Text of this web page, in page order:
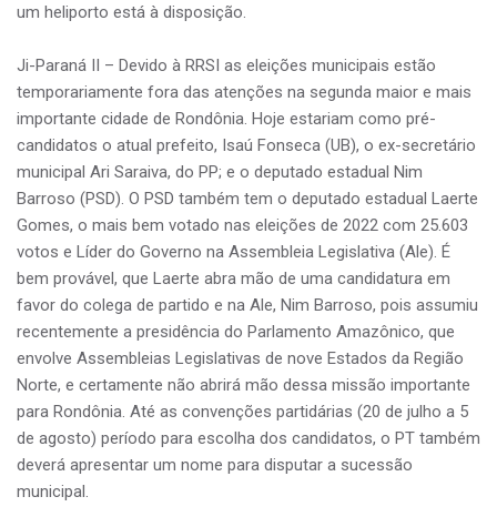
um heliporto está à disposição.
Ji-Paraná II – Devido à RRSI as eleições municipais estão
temporariamente fora das atenções na segunda maior e mais
importante cidade de Rondônia. Hoje estariam como pré-
candidatos o atual prefeito, Isaú Fonseca (UB), o ex-secretário
municipal Ari Saraiva, do PP; e o deputado estadual Nim
Barroso (PSD). O PSD também tem o deputado estadual Laerte
Gomes, o mais bem votado nas eleições de 2022 com 25.603
votos e Líder do Governo na Assembleia Legislativa (Ale). É
bem provável, que Laerte abra mão de uma candidatura em
favor do colega de partido e na Ale, Nim Barroso, pois assumiu
recentemente a presidência do Parlamento Amazônico, que
envolve Assembleias Legislativas de nove Estados da Região
Norte, e certamente não abrirá mão dessa missão importante
para Rondônia. Até as convenções partidárias (20 de julho a 5
de agosto) período para escolha dos candidatos, o PT também
deverá apresentar um nome para disputar a sucessão
municipal.